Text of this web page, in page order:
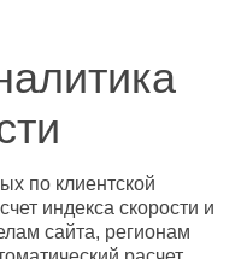
по клиентской
индекса скорости и
сайта, регионам